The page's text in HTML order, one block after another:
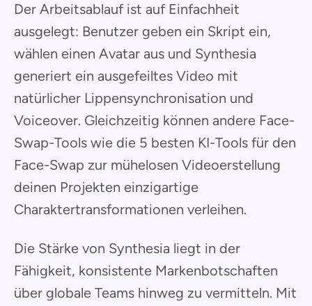
Der Arbeitsablauf ist auf Einfachheit
ausgelegt: Benutzer geben ein Skript ein,
wählen einen Avatar aus und Synthesia
generiert ein ausgefeiltes Video mit
natürlicher Lippensynchronisation und
Voiceover. Gleichzeitig können andere Face-
Swap-Tools wie die 5 besten KI-Tools für den
Face-Swap zur mühelosen Videoerstellung
deinen Projekten einzigartige
Charaktertransformationen verleihen.
Die Stärke von Synthesia liegt in der
Fähigkeit, konsistente Markenbotschaften
über globale Teams hinweg zu vermitteln. Mit